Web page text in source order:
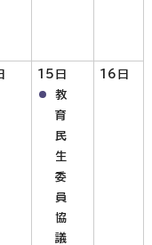
15日
教
育
民
生
委
員
協
議
16日